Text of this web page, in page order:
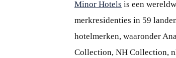
Minor Hotels is een
merkresidenties in 59
hotelmerken, waaronder
Collection, NH Collection,